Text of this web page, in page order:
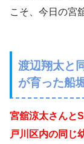
こそ、今日の宮
渡辺翔太と
が育った船
宮舘涼太さんと
戸川区内の同じ